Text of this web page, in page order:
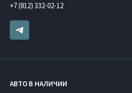
+7 (812) 332-02-12
АВТО В НАЛИЧИИ